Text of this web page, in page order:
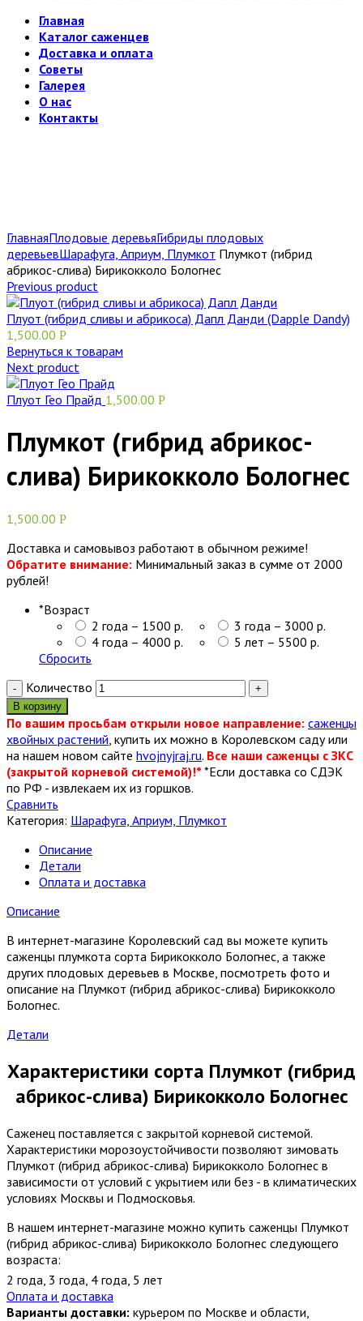
Главная
Каталог саженцев
Доставка и оплата
Советы
Галерея
О нас
Контакты
ГлавнаяПлодовые деревьяГибриды плодовых
деревьевШарафуга, Априум, Плумкот Плумкот (гибрид
абрикос-слива) Бирикокколо Бологнес
Previous product
Плуот (гибрид сливы и абрикоса) Дапл Данди (Dapple Dandy)
1,500.00 Р
Вернуться к товарам
Next product
Плуот Гео Прайд 1,500.00 Р
Плумкот (гибрид абрикос-
слива) Бирикокколо Бологнес
1,500.00 Р
Доставка и самовывоз работают в обычном режиме!
Обратите внимание: Минимальный заказ в сумме от 2000
рублей!
*Возраст
2 года – 1500 р.
3 года – 3000 р.
4 года – 4000 р.
5 лет – 5500 р.
Сбросить
Количество
В корзину
По вашим просьбам открыли новое направление: саженцы
хвойных растений , купить их можно в Королевском саду или
на нашем новом сайте hvojnyjraj.ru. Все наши саженцы с ЗКС
(закрытой корневой системой)!* *Если доставка со СДЭК
по РФ - извлекаем их из горшков.
Сравнить
Категория: Шарафуга, Априум, Плумкот
Описание
Детали
Оплата и доставка
Описание
В интернет-магазине Королевский сад вы можете купить
саженцы плумкота сорта Бирикокколо Бологнес, а также
других плодовых деревьев в Москве, посмотреть фото и
описание на Плумкот (гибрид абрикос-слива) Бирикокколо
Бологнес.
Детали
Характеристики сорта Плумкот (гибрид
абрикос-слива) Бирикокколо Бологнес
Саженец поставляется с закрытой корневой системой.
Характеристики морозоустойчивости позволяют зимовать
Плумкот (гибрид абрикос-слива) Бирикокколо Бологнес в
зависимости от условий с укрытием или без - в климатических
условиях Москвы и Подмосковья.
В нашем интернет-магазине можно купить саженцы Плумкот
(гибрид абрикос-слива) Бирикокколо Бологнес следующего
возраста:
2 года 3 года 4 года 5 лет
Оплата и доставка
Варианты доставки: курьером по Москве и области,